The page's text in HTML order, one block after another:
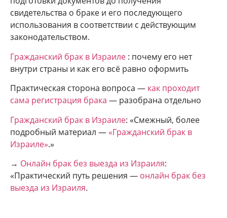
свидетельства о браке и его последующего
использования в соответствии с действующим
законодательством.
Гражданский брак в Израиле : почему его нет
внутри страны и как его всё равно оформить
Практическая сторона вопроса — как проходит
сама регистрация брака — разобрана отдельно
Гражданский брак в Израиле: «Смежный, более
подробный материал — «Гражданский брак в
Израиле».»
→ Онлайн брак без выезда из Израиля:
«Практический путь решения — онлайн брак без
выезда из Израиля.